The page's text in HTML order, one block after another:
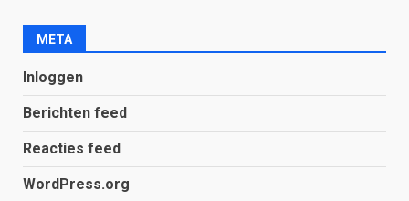
META
Inloggen
Berichten feed
Reacties feed
WordPress.org